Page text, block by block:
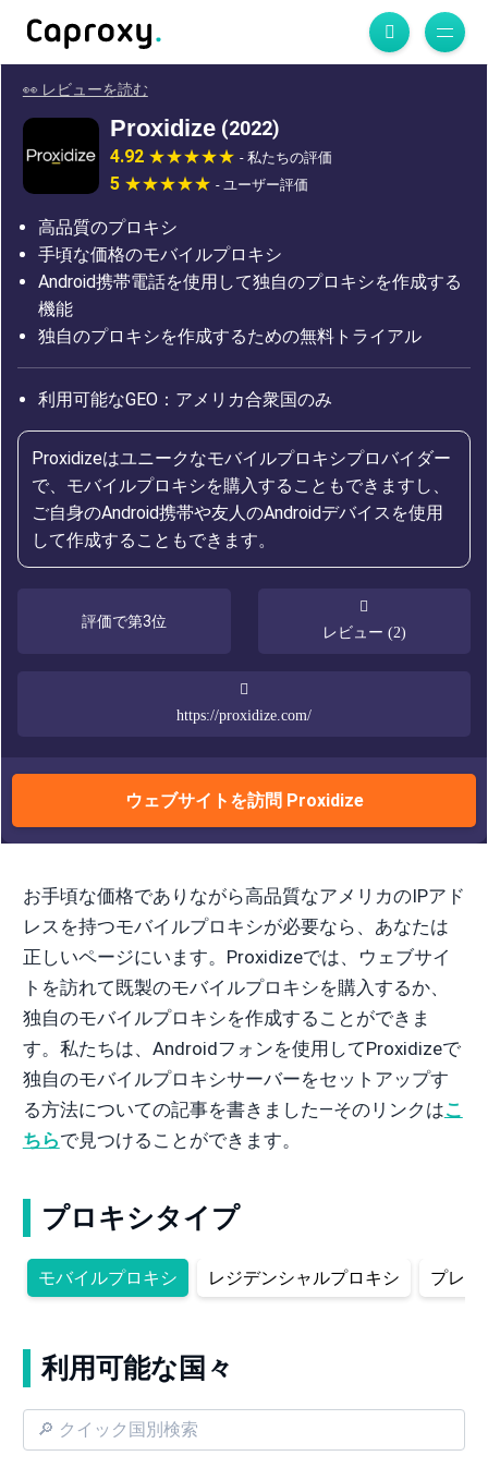
👀 レビューを読む
Proxidize (2022)
4.92 - 私たちの評価
5 - ユーザー評価
高品質のプロキシ
手頃な価格のモバイルプロキシ
Android携帯電話を使用して独自のプロキシを作成する
機能
独自のプロキシを作成するための無料トライアル
利用可能なGEO：アメリカ合衆国のみ
Proxidizeはユニークなモバイルプロキシプロバイダー
で、モバイルプロキシを購入することもできますし、
ご自身のAndroid携帯や友人のAndroidデバイスを使用
して作成することもできます。
評価で第3位
レビュー (2)
https://proxidize.com/
ウェブサイトを訪問 Proxidize
お手頃な価格でありながら高品質なアメリカのIPアド
レスを持つモバイルプロキシが必要なら、あなたは
正しいページにいます。Proxidizeでは、ウェブサイ
トを訪れて既製のモバイルプロキシを購入するか、
独自のモバイルプロキシを作成することができま
す。私たちは、Androidフォンを使用してProxidizeで
独自のモバイルプロキシサーバーをセットアップす
る方法についての記事を書きました—そのリンクはこ
ちらで見つけることができます。
プロキシタイプ
モバイルプロキシ レジデンシャルプロキシ プレミ
利用可能な国々